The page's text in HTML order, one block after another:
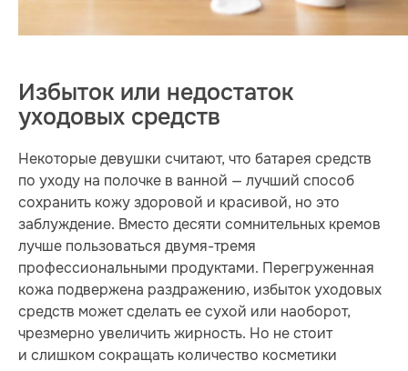
Избыток или недостаток
уходовых средств
Некоторые девушки считают, что батарея средств
по уходу на полочке в ванной — лучший способ
сохранить кожу здоровой и красивой, но это
заблуждение. Вместо десяти сомнительных кремов
лучше пользоваться двумя-тремя
профессиональными продуктами. Перегруженная
кожа подвержена раздражению, избыток уходовых
средств может сделать ее сухой или наоборот,
чрезмерно увеличить жирность. Но не стоит
и слишком сокращать количество косметики